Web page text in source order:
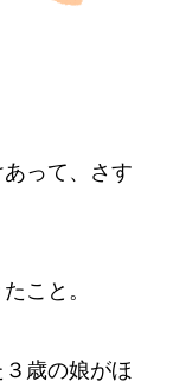
って、さす
こと。
歳の娘がほ